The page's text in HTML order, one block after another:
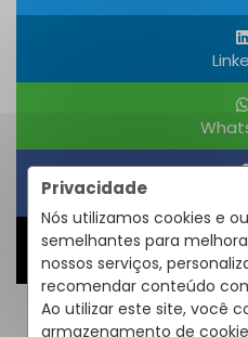
Privacidade
Nós utilizamos cookies e
semelhantes para
nossos serviços,
recomendar conteúdo
Ao utilizar este site, você
armazenamento de